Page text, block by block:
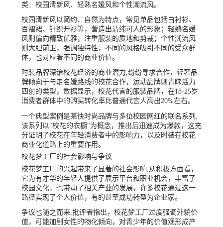
类：校园清新风、轻熟名媛风和个性潮流风。
校园清新风以简约、自然为特点，常见单品包括白衬衫、
百褶裙、针织开衫等，营造出清纯可人的形象；轻熟名媛
风则偏向精致优雅，注重服装的质地和剪裁；个性潮流风
则大胆前卫，强调独特性，不同的风格吸引不同的受众群
体，也对应着不同的商业价值。
时装品牌深谙校花经济的商业潜力,纷纷寻求合作，轻奢品
牌倾向于与走名媛路线的校花合作，运动品牌则青睐活力
四射的类型，数据显示，校花代言的服装品牌，在18-25岁
消费者群体中的购买转化率比普通代言人高出20%左右。
一个典型案例是某快时尚品牌与多位校园网红的联名系列,
该系列以"校花的衣橱"为概念，推出后迅速成为爆款，这充
分证明了校花在年轻消费者中的影响力，以及时装在校花
商业化道路上的重要作用。
校花梦工厂的社会影响与争议
校花梦工厂的兴起带来了显著的社会影响,从积极方面看，
它为有才华的年轻人提供了展示平台和职业机会，丰富了
校园文化，也带动了相关产业的发展，许多校花通过这一
路径实现了个人价值，有的甚至成功转型为企业家。
争议也随之而来,批评者指出，校花梦工厂过度强调外貌价
值，可能加剧女性的物化倾向，对青少年的价值观形成产